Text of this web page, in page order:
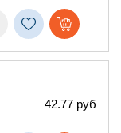
42.77 руб